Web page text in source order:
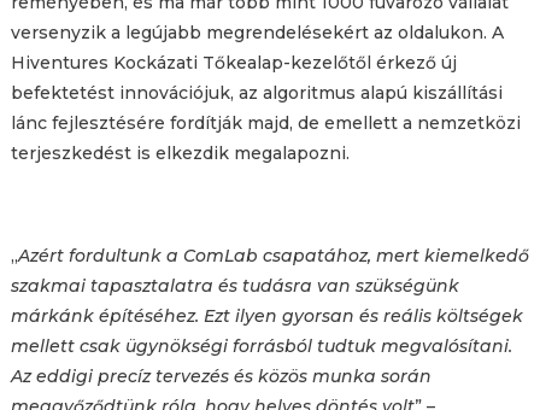
versenyzik a legújabb megrendelésekért az oldalukon. A
Hiventures Kockázati Tőkealap-kezelőtől érkező új
befektetést innovációjuk, az algoritmus alapú kiszállítási
lánc fejlesztésére fordítják majd, de emellett a nemzetközi
terjeszkedést is elkezdik megalapozni.
„Azért fordultunk a ComLab csapatához, mert kiemelkedő
szakmai tapasztalatra és tudásra van szükségünk
márkánk építéséhez. Ezt ilyen gyorsan és reális költségek
mellett csak ügynökségi forrásból tudtuk megvalósítani.
Az eddigi precíz tervezés és közös munka során